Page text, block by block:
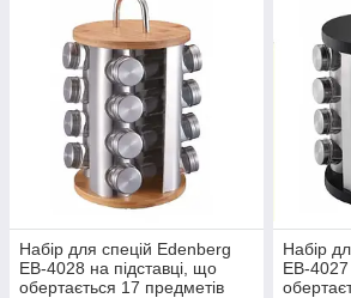
Набір для спецій Edenberg
EB-4028 на підставці, що
обертається 17 предметів
Набір
EB-4027